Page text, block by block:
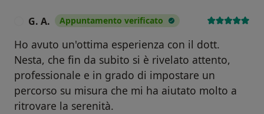
G. A. Appuntamento verificato
Ho avuto un'ottima esperienza con il dott.
Nesta, che fin da subito si è rivelato attento,
professionale e in grado di impostare un
percorso su misura che mi ha aiutato molto a
ritrovare la serenità.